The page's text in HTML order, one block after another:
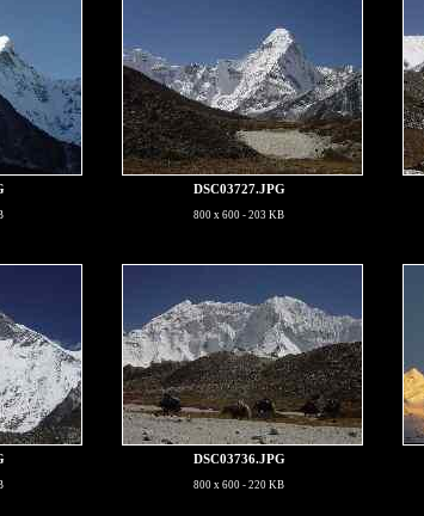
DSC03727.JPG
800 x 600 - 203 KB
DSC03736.JPG
800 x 600 - 220 KB